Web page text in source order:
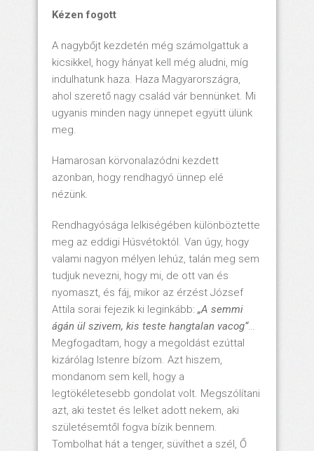
Kézen fogott
A nagybőjt kezdetén még számolgattuk a
kicsikkel, hogy hányat kell még aludni, míg
indulhatunk haza. Haza Magyarországra,
ahol szerető nagy család vár bennünket. Mi
ugyanis minden nagy ünnepet együtt ülünk
meg.
Hamarosan körvonalazódni kezdett
azonban, hogy rendhagyó ünnep elé
nézünk.
Rendhagyósága lelkiségében különböztette
meg az eddigi Húsvétoktól. Van úgy, hogy
valami nagyon mélyen lehúz, talán meg sem
tudjuk nevezni, hogy mi, de ott van és
nyomaszt, és fáj, mikor az érzést József
Attila sorai fejezik ki leginkább: „A semmi
ágán ül szivem, kis teste hangtalan vacog“…
Megfogadtam, hogy a megoldást ezúttal
kizárólag Istenre bízom. Azt hiszem,
mondanom sem kell, hogy a
legtökéletesebb gondolat volt. Megszólítani
azt, aki testet és lelket adott nekem, aki
születésemtől fogva bízik bennem.
Tombolhat hát a tenger, süvíthet a szél, Ő